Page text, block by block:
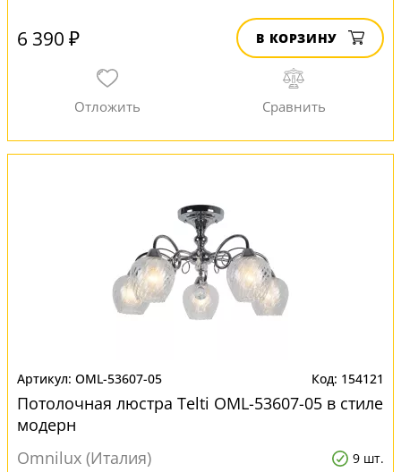
6 390 ₽ В КОРЗИНУ
OML-53607-05 154121
Потолочная люстра Telti OML-53607-05 в стиле
модерн
Omnilux (Италия)
9 шт.